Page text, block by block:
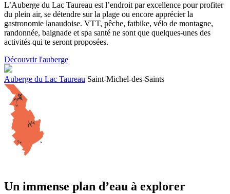
L’Auberge du Lac Taureau est l’endroit par excellence pour profiter
du plein air, se détendre sur la plage ou encore apprécier la
gastronomie lanaudoise. VTT, pêche, fatbike, vélo de montagne,
randonnée, baignade et spa santé ne sont que quelques-unes des
activités qui te seront proposées.
Découvrir l'auberge
Auberge du Lac Taureau Saint-Michel-des-Saints
Un immense plan d’eau à explorer